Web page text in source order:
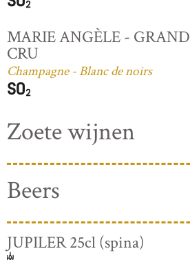
MARIE ANGÈLE - GRAND
CRU
Champagne - Blanc de noirs
Zoete wijnen
Beers
JUPILER 25cl (spina)